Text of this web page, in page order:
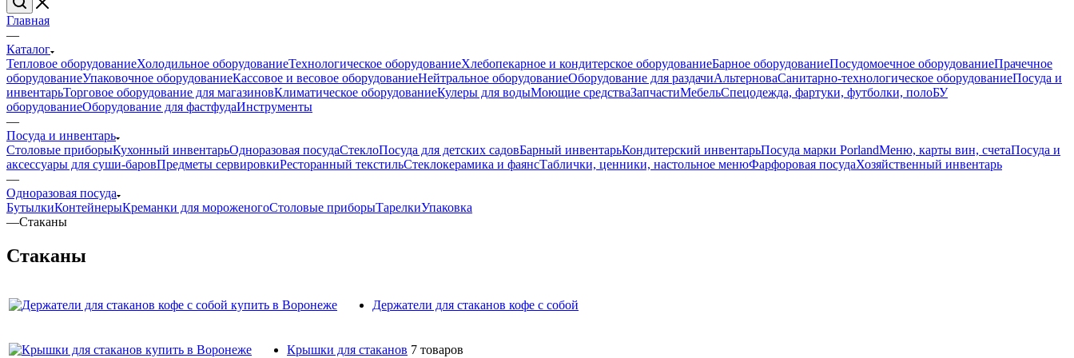
Главная
—
Каталог
Тепловое оборудованиеХолодильное оборудованиеТехнологическое оборудованиеХлебопекарное и кондитерское оборудованиеБарное оборудованиеПосудомоечное оборудованиеПрачечное
оборудованиеУпаковочное оборудованиеКассовое и весовое оборудованиеНейтральное оборудованиеОборудование для раздачиАльтерноваСанитарно-технологическое оборудованиеПосуда и
инвентарьТорговое оборудование для магазиновКлиматическое оборудованиеКулеры для водыМоющие средстваЗапчастиМебельСпецодежда, фартуки, футболки, полоБУ
оборудованиеОборудование для фастфудаИнструменты
—
Посуда и инвентарь
Столовые приборыКухонный инвентарьОдноразовая посудаСтеклоПосуда для детских садовБарный инвентарьКондитерский инвентарьПосуда марки PorlandМеню, карты вин, счетаПосуда и
аксессуары для суши-баровПредметы сервировкиРесторанный текстильСтеклокерамика и фаянсТаблички, ценники, настольное менюФарфоровая посудаХозяйственный инвентарь
—
Одноразовая посуда
БутылкиКонтейнерыКреманки для мороженогоСтоловые приборыТарелкиУпаковка
—Стаканы
Стаканы
Держатели для стаканов кофе с собой
Крышки для стаканов 7 товаров